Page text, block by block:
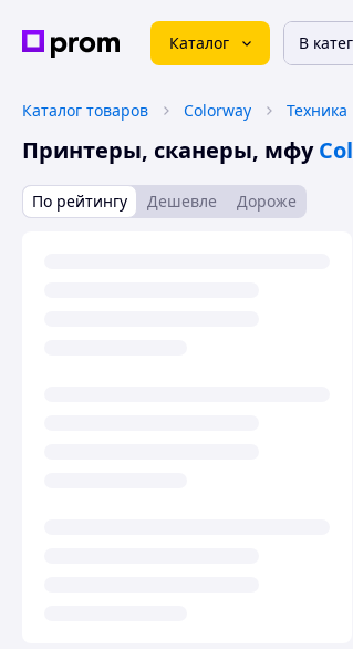
Каталог В
Каталог товаров Colorway Техника
Принтеры, сканеры, мфу
По рейтингу Дешевле Дороже